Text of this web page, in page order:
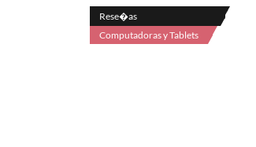
Rese�as
Computadoras y Tablets